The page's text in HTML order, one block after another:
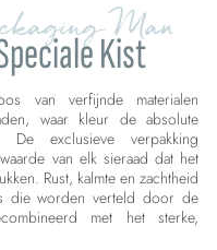
Man
Kist
van verfijnde materialen
waar kleur de absolute
De exclusieve verpakking
van elk sieraad dat het
Rust, kalmte en zachtheid
die worden verteld door de
met het sterke,